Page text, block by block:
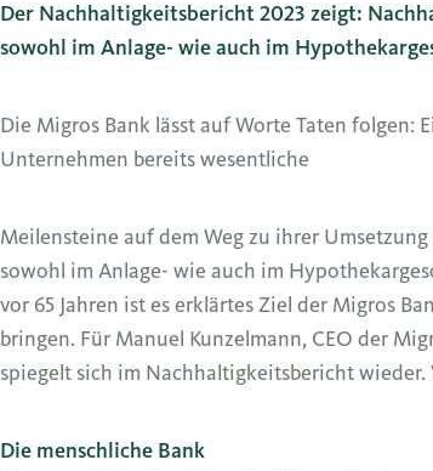
Der Nachhaltigkeitsbericht 2023 zeigt:
sowohl im Anlage- wie auch im
Die Migros Bank lässt auf Worte Taten folgen:
Unternehmen bereits wesentliche
Meilensteine auf dem Weg zu ihrer
sowohl im Anlage- wie auch im
vor 65 Jahren ist es erklärtes Ziel der Migros
bringen. Für Manuel Kunzelmann, CEO der
spiegelt sich im Nachhaltigkeitsbericht
Die menschliche Bank